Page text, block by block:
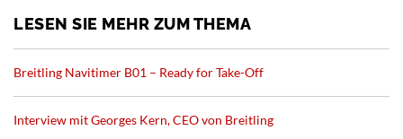
LESEN SIE MEHR ZUM THEMA
Breitling Navitimer B01 – Ready for Take-Off
Interview mit Georges Kern, CEO von Breitling